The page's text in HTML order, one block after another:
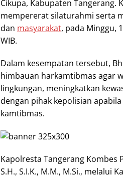
Cikupa, Kabupaten
mempererat silaturahmi serta
dan masyarakat, pada Minggu,
WIB.
Dalam kesempatan tersebut,
himbauan harkamtibmas agar
lingkungan, meningkatkan
dengan pihak kepolisian
kamtibmas.
Kapolresta Tangerang Kombes
S.H., S.I.K., M.M., M.Si., melalui